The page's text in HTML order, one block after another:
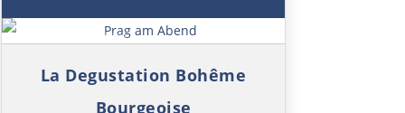
Bulgarien Ost
Symbolbild: Prag am Abend
La Degustation Bohême
Bourgeoise